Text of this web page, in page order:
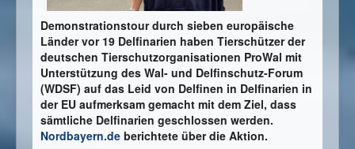
Demonstrationstour durch sieben europäische
Länder vor 19 Delfinarien haben Tierschützer der
deutschen Tierschutzorganisationen ProWal mit
Unterstützung des Wal- und Delfinschutz-Forum
(WDSF) auf das Leid von Delfinen in Delfinarien in
der EU aufmerksam gemacht mit dem Ziel, dass
sämtliche Delfinarien geschlossen werden.
Nordbayern.de berichtete über die Aktion.